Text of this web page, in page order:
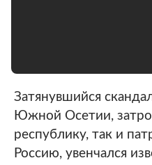
Затянувшийся
Южной Осетии,
республику, так и
Россию, увенчался